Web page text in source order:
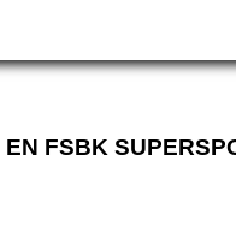
FSBK